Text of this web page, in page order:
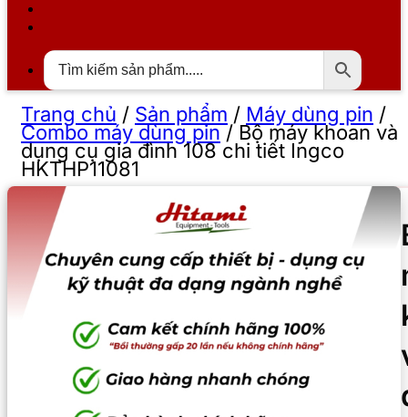
Trang chủ / Sản phẩm / Máy dùng pin /
Combo máy dùng pin/Bộ máy khoan và
dụng cụ gia đình 108 chi tiết Ingco
HKTHP11081